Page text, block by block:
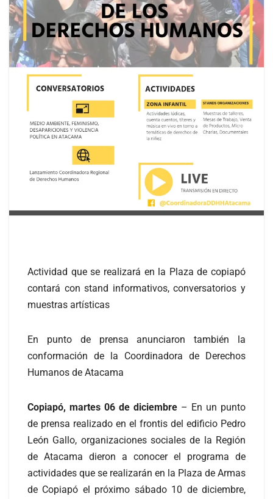
Actividad que se realizará en la Plaza de copiapó
contará con stand informativos, conversatorios y
muestras artísticas
En punto de prensa anunciaron también la
conformación de la Coordinadora de Derechos
Humanos de Atacama
Copiapó, martes 06 de diciembre – En un punto
de prensa realizado en el frontis del edificio Pedro
León Gallo, organizaciones sociales de la Región
de Atacama dieron a conocer el programa de
actividades que se realizarán en la Plaza de Armas
de Copiapó el próximo sábado 10 de diciembre,